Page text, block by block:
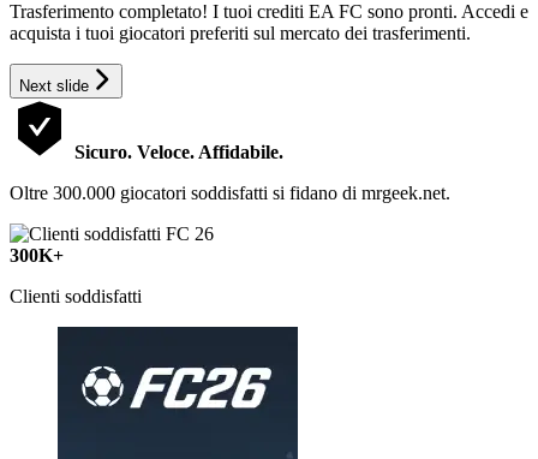
Trasferimento completato! I tuoi crediti EA FC sono pronti. Accedi e
acquista i tuoi giocatori preferiti sul mercato dei trasferimenti.
Next slide
Sicuro. Veloce. Affidabile.
Oltre 300.000 giocatori soddisfatti si fidano di mrgeek.net.
300K+
Clienti soddisfatti